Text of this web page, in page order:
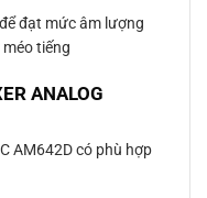
đạt mức âm lượng
tiếng
ANALOG
AM642D có phù hợp